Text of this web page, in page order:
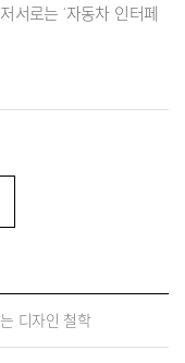
서로는 ‘자동차 인터페
디자인 철학